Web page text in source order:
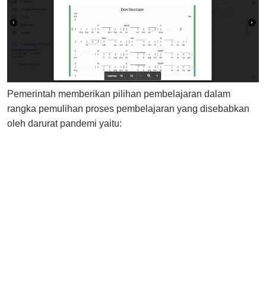
Pemerintah memberikan pilihan pembelajaran dalam
rangka pemulihan proses pembelajaran yang disebabkan
oleh darurat pandemi yaitu: